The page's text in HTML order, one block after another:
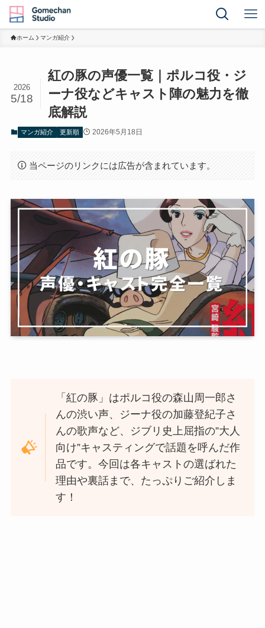
ホーム マンガ紹介
紅の豚の声優一覧｜ポルコ役・ジ
ーナ役などキャスト陣の魅力を徹
底解説
2026
5/18
マンガ紹介 更新順 2026年5月18日
当ページのリンクには広告が含まれています。
「紅の豚」はポルコ役の森山周一郎さ
んの渋い声、ジーナ役の加藤登紀子さ
んの歌声など、ジブリ史上屈指の”大人
向け”キャスティングで話題を呼んだ作
品です。今回は各キャストの選ばれた
理由や裏話まで、たっぷりご紹介しま
す！